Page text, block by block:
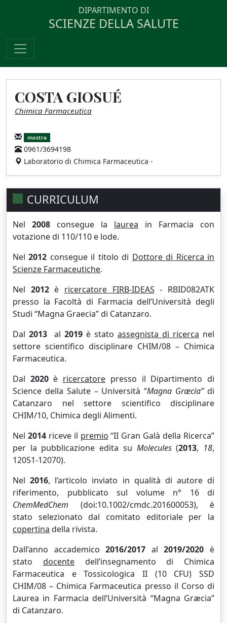
DIPARTIMENTO DI
SCIENZE DELLA SALUTE
COSTA GIOSUÉ
Chimica Farmaceutica
mostra
0961/3694198
Laboratorio di Chimica Farmaceutica -
CURRICULUM
Nel 2008 consegue la laurea in Farmacia con
votazione di 110/110 e lode.
Nel2012 consegue il titolo di Dottore di Ricerca in
Scienze Farmaceutiche.
Nel 2012è ricercatore FIRB-IDEAS - RBID082ATK
presso la Facoltà di Farmacia dell’Università degli
Studi “Magna Graecia” di Catanzaro.
Dal 2013 al 2019 è stato assegnista di ricerca nel
settore scientifico disciplinare CHIM/08 – Chimica
Farmaceutica.
Dal 2020 è ricercatore presso il Dipartimento di
Science della Salute – Università “Magna Græcia”di
Catanzaro nel settore scientifico disciplinare
CHIM/10, Chimica degli Alimenti.
Nel 2014riceve il premio “II Gran Galà della Ricerca”
per la pubblicazione edita su Molecules(2013, 18,
12051-12070).
Nel2016, l’articolo inviato in qualità di autore di
riferimento, pubblicato sul volume n° 16 di
ChemMedChem (doi:10.1002/cmdc.201600053), è
stato selezionato dal comitato editoriale per la
copertina della rivista.
Dall’anno accademico2016/2017 al2019/2020 è
stato docentedell’insegnamento di Chimica
Farmaceutica e Tossicologica II (10 CFU) SSD
CHIM/08 – Chimica Farmaceutica presso il Corso di
Laurea in Farmacia dell’Università “Magna Græcia”
di Catanzaro.